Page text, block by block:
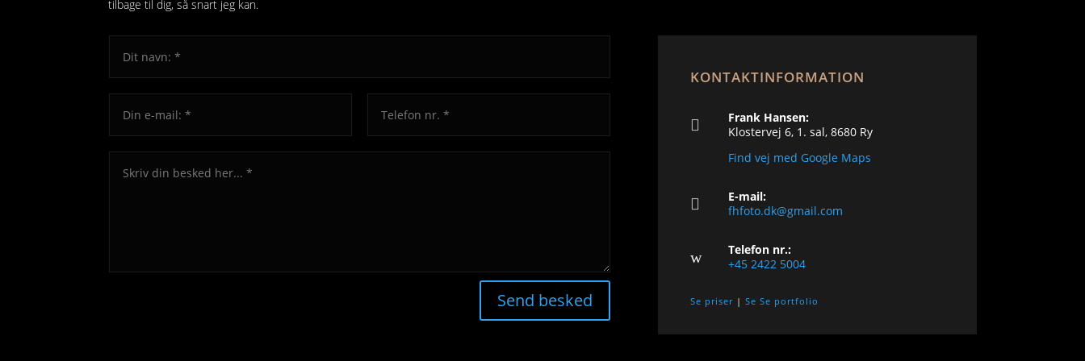
tilbage til dig, så snart jeg kan.
Send besked
KONTAKTINFORMATION

Frank Hansen:
Klostervej 6, 1. sal, 8680 Ry
Find vej med Google Maps

E-mail:
fhfoto.dk@gmail.com
w
Telefon nr.:
+45 2422 5004
Se priser | Se Se portfolio